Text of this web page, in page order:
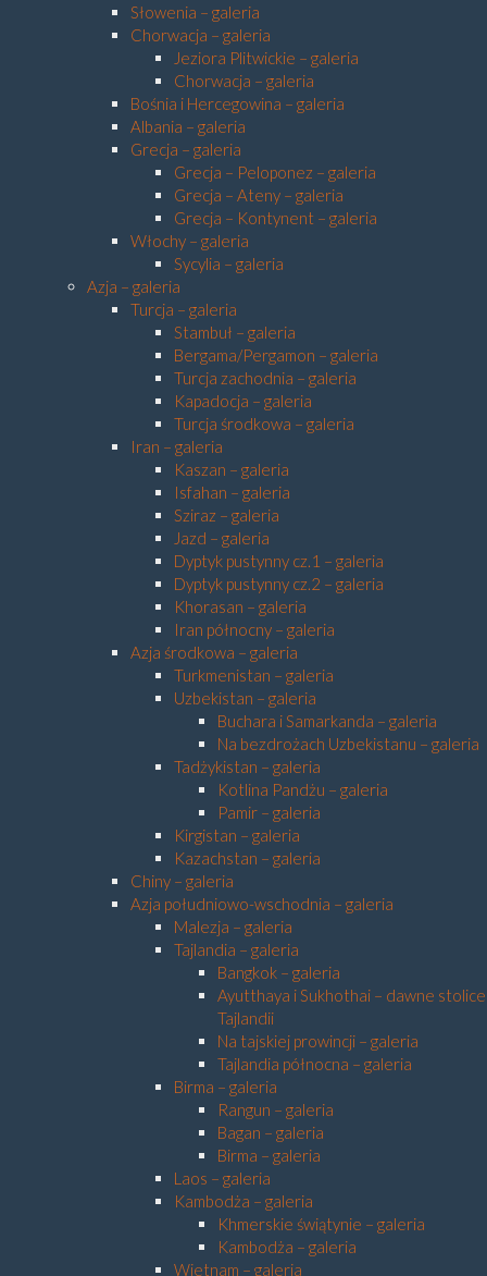
Słowenia – galeria
Chorwacja – galeria
Jeziora Plitwickie – galeria
Chorwacja – galeria
Bośnia i Hercegowina – galeria
Albania – galeria
Grecja – galeria
Grecja – Peloponez – galeria
Grecja – Ateny – galeria
Grecja – Kontynent – galeria
Włochy – galeria
Sycylia – galeria
Azja – galeria
Turcja – galeria
Stambuł – galeria
Bergama/Pergamon – galeria
Turcja zachodnia – galeria
Kapadocja – galeria
Turcja środkowa – galeria
Iran – galeria
Kaszan – galeria
Isfahan – galeria
Sziraz – galeria
Jazd – galeria
Dyptyk pustynny cz.1 – galeria
Dyptyk pustynny cz.2 – galeria
Khorasan – galeria
Iran północny – galeria
Azja środkowa – galeria
Turkmenistan – galeria
Uzbekistan – galeria
Buchara i Samarkanda – galeria
Na bezdrożach Uzbekistanu – galeria
Tadżykistan – galeria
Kotlina Pandżu – galeria
Pamir – galeria
Kirgistan – galeria
Kazachstan – galeria
Chiny – galeria
Azja południowo-wschodnia – galeria
Malezja – galeria
Tajlandia – galeria
Bangkok – galeria
Ayutthaya i Sukhothai – dawne stolice
Tajlandii
Na tajskiej prowincji – galeria
Tajlandia północna – galeria
Birma – galeria
Rangun – galeria
Bagan – galeria
Birma – galeria
Laos – galeria
Kambodża – galeria
Khmerskie świątynie – galeria
Kambodża – galeria
Wietnam – galeria